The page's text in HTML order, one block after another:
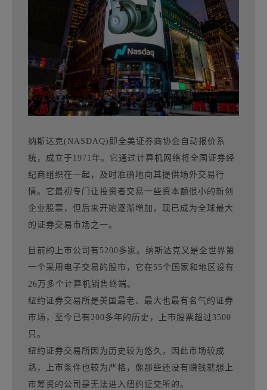
纳斯达克(NASDAQ)即全美证券商协会自动报价系
统，成立于1971年。它通过计算机网络将全国证券经
纪商组织在一起，及时准确地向其提供场外交易行
情。它最初专门让投资者交易一些资本额很小的新创
企业股票，但后来开始逐渐增加，现已成为全球最大
的证券交易市场之一。
目前的上市公司有5200多家。纳斯达克又是全世界第
一个采用电子交易的股市，它在55个国家和地区设有
26万多个计算机销售终端。
纽约证券交易所是美国最老、最大也最有名气的证券
市场，至今已有200多年的历史，上市股票超过3500
只。
纽约证券交易所因为历史较为悠久，因此市场较成
熟，上市条件也较为严格，像那些还没有赚钱就想上
市筹资的公司是无法进入纽约证交所的。